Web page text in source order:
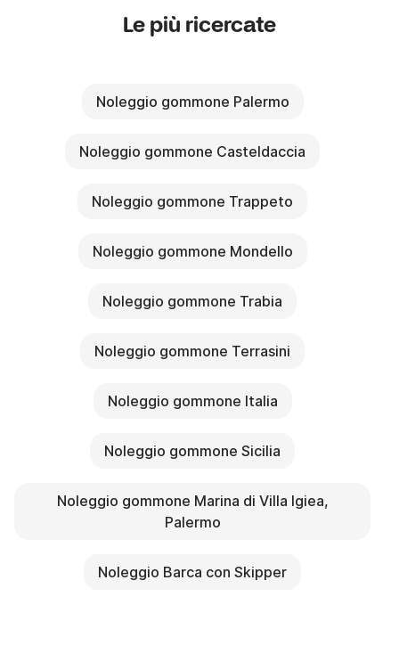
Le più ricercate
Noleggio gommone Palermo
Noleggio gommone Casteldaccia
Noleggio gommone Trappeto
Noleggio gommone Mondello
Noleggio gommone Trabia
Noleggio gommone Terrasini
Noleggio gommone Italia
Noleggio gommone Sicilia
Noleggio gommone Marina di Villa Igiea,
Palermo
Noleggio Barca con Skipper